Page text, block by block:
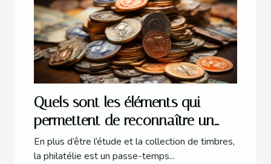
Quels sont les éléments qui
permettent de reconnaître un
timbre de valeur ?
En plus d’être l’étude et la collection de timbres,
la philatélie est un passe-temps...